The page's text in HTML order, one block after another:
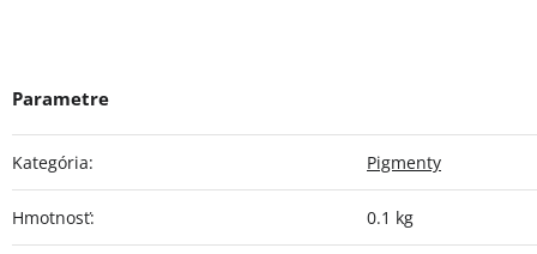
Kategória: Pigmenty
Hmotnosť: 0.1 kg